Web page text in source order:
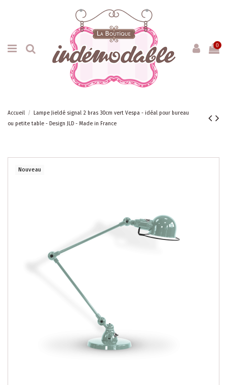
0
Accueil
Lampe Jieldé signal 2 bras 30cm vert Vespa - idéal pour bureau
ou petite table - Design JLD - Made in France
Nouveau